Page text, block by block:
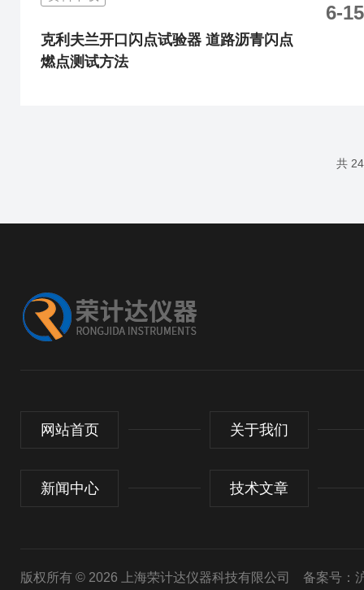
6-15
克利夫兰开口闪点试验器 道路沥青闪点
燃点测试方法
共
网站首页 关于我们
新闻中心 技术文章
版权所有 © 2026 上海荣计达仪器科技有限公司 备案号：